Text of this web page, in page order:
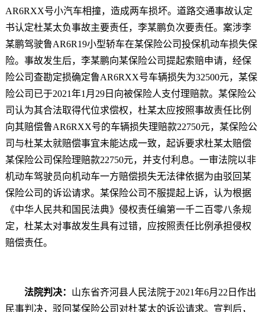
AR6RXX号小汽车相撞，造成两车损坏。道路交通事故认定
书认定杜某太负事故主要责任，李某鹏负次要责任。案涉李
某鹏驾驶鲁AR6R19小型轿车在某保险公司投保机动车损失保
险。事故发生后，李某鹏向某保险公司提起索赔申请，经保
险公司查勘定损确定鲁AR6RXX号车辆损失为32500元，某保
险公司已于2021年1月29日向被保险人支付理赔款。某保险公
司认为其合法取得代位求偿权，杜某太应按照事故责任比例
向其赔偿鲁AR6RXX号的车辆损失理赔款22750元，某保险公
司与杜某太就赔偿事宜未能达成一致，起诉要求杜某太赔偿
某保险公司保险理赔款22750元，并支付利息。一审法院以非
机动车驾驶员向机动车一方赔偿损失无法律依据为由驳回某
保险公司的诉讼请求。某保险公司不服提起上诉，认为根据
《中华人民共和国民法典》侵权责任编第一千二百零八条规
定，杜某太对事故发生具有过错，应按照责任比例承担侵权
赔偿责任。
法院判决： 山东省齐河县人民法院于2021年6月22日作出
民事判决，驳回某保险公司对杜某太的诉讼请求。宣判后，